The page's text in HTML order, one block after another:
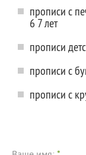
прописи с
6 7 лет
прописи
прописи с
прописи с